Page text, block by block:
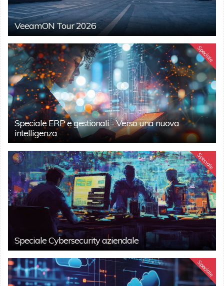
VeeamON Tour 2026
Speciale
Speciale ERP e gestionali - Verso una nuova
intelligenza
Speciale
Speciale Cybersecurity aziendale
Speciale